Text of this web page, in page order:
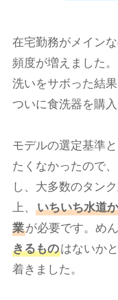
在宅勤務がメイン
頻度が増えました
洗いをサボった結
ついに食洗器を購入
モデルの選定基準
たくなかったので、
し、大多数のタン
上、
いちいち水道
業が必要です。め
きるものはないか
着きました。